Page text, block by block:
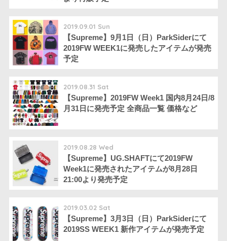
2019.09.01 Sun
【Supreme】9月1日（日）ParkSiderにて
2019FW WEEK1に発売したアイテムが発売
予定
2019.08.31 Sat
【Supreme】2019FW Week1 国内8月24日/8
月31日に発売予定 全商品一覧 価格など
2019.08.28 Wed
【Supreme】UG.SHAFTにて2019FW
Week1に発売されたアイテムが8月28日
21:00より発売予定
2019.03.02 Sat
【Supreme】3月3日（日）ParkSiderにて
2019SS WEEK1 新作アイテムが発売予定